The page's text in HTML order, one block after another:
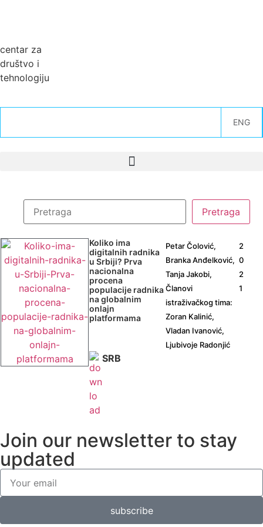
centar za
društvo i
tehnologiju
ENG
Koliko ima
digitalnih radnika
u Srbiji? Prva
nacionalna
procena
populacije radnika
na globalnim
onlajn
platformama
Petar Čolović,
Branka Anđelković,
Tanja Jakobi,
Članovi
istraživačkog tima:
Zoran Kalinić,
Vladan Ivanović,
Ljubivoje Radonjić
2
0
2
1
SRB
Join our newsletter to stay
updated
subscribe